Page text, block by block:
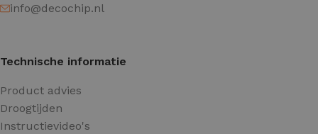
info@decochip.nl
Technische informatie
Product advies
Droogtijden
Instructievideo's